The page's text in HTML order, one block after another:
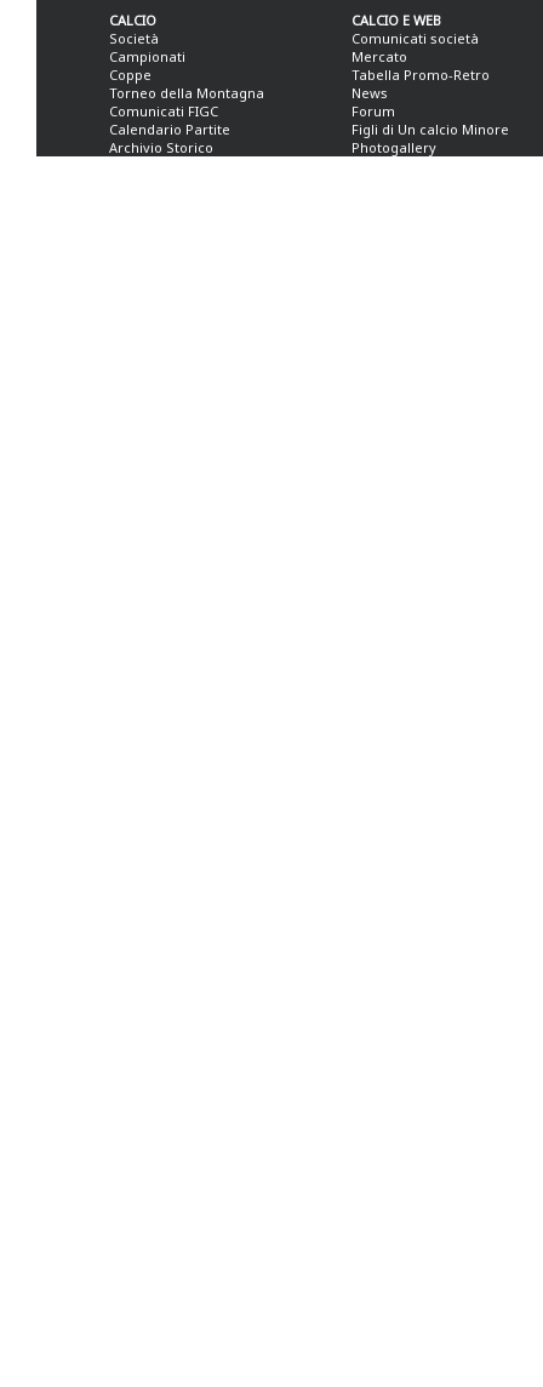
CALCIO
Società
Campionati
Coppe
Torneo della Montagna
Comunicati FIGC
Calendario Partite
Archivio Storico
CALCIO E WEB
Comunicati società
Mercato
Tabella Promo-Retro
News
Forum
Figli di Un calcio Minore
Photogallery